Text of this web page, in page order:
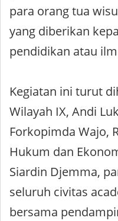
para orang tua
yang diberikan
pendidikan atau
Kegiatan ini turut
Wilayah IX, Andi
Forkopimda Wajo,
Hukum dan
Siardin Djemma,
seluruh civitas
bersama